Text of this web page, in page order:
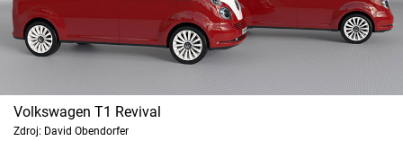
Volkswagen T1 Revival
Zdroj: David Obendorfer